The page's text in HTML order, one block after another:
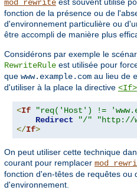
mod_rewrite
fonction de la présence ou de
d'environnement particulière ou
être accompli de manière plus
Considérons par exemple le
RewriteRule est utilisée pour
que www.example.com au lieu de
d'utiliser à la place la directive <If>
<If "req('Host') !=
Redirect
"/"
"http://
</If>
On peut utiliser cette technique
courant pour remplacer
fonction d'en-têtes de requêtes ou
d'environnement.